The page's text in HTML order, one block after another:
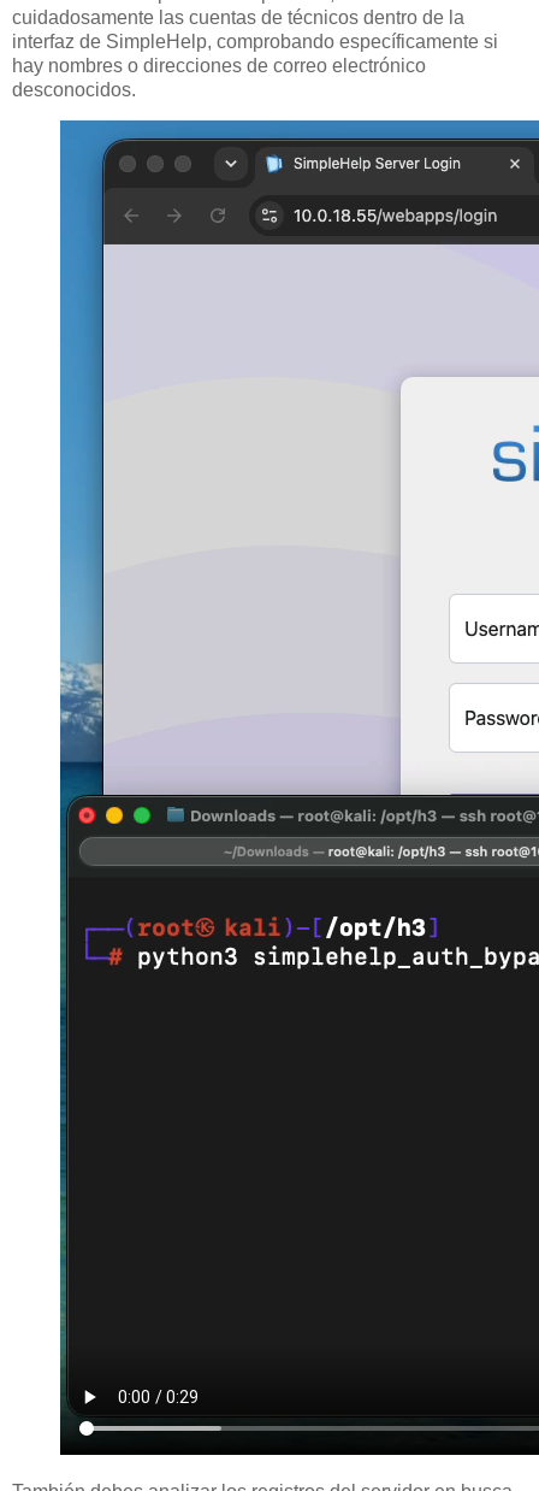
cuidadosamente las cuentas de técnicos dentro de la
interfaz de SimpleHelp, comprobando específicamente si
hay nombres o direcciones de correo electrónico
desconocidos.